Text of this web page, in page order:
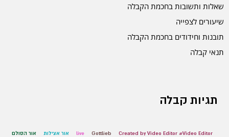
שאלות ותשובות בחכמת הקבלה
שיעורים לצפייה
תובנות וחידודים בחכמת הקבלה
תנאי קבלה
תגיות קבלה
Created by Video Editor #Video Editor
Gottlieb
live אור אצילות אור הסולם